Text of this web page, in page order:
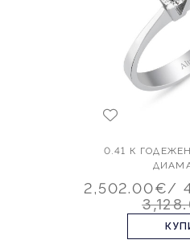
0.41 К
2,502.00€/